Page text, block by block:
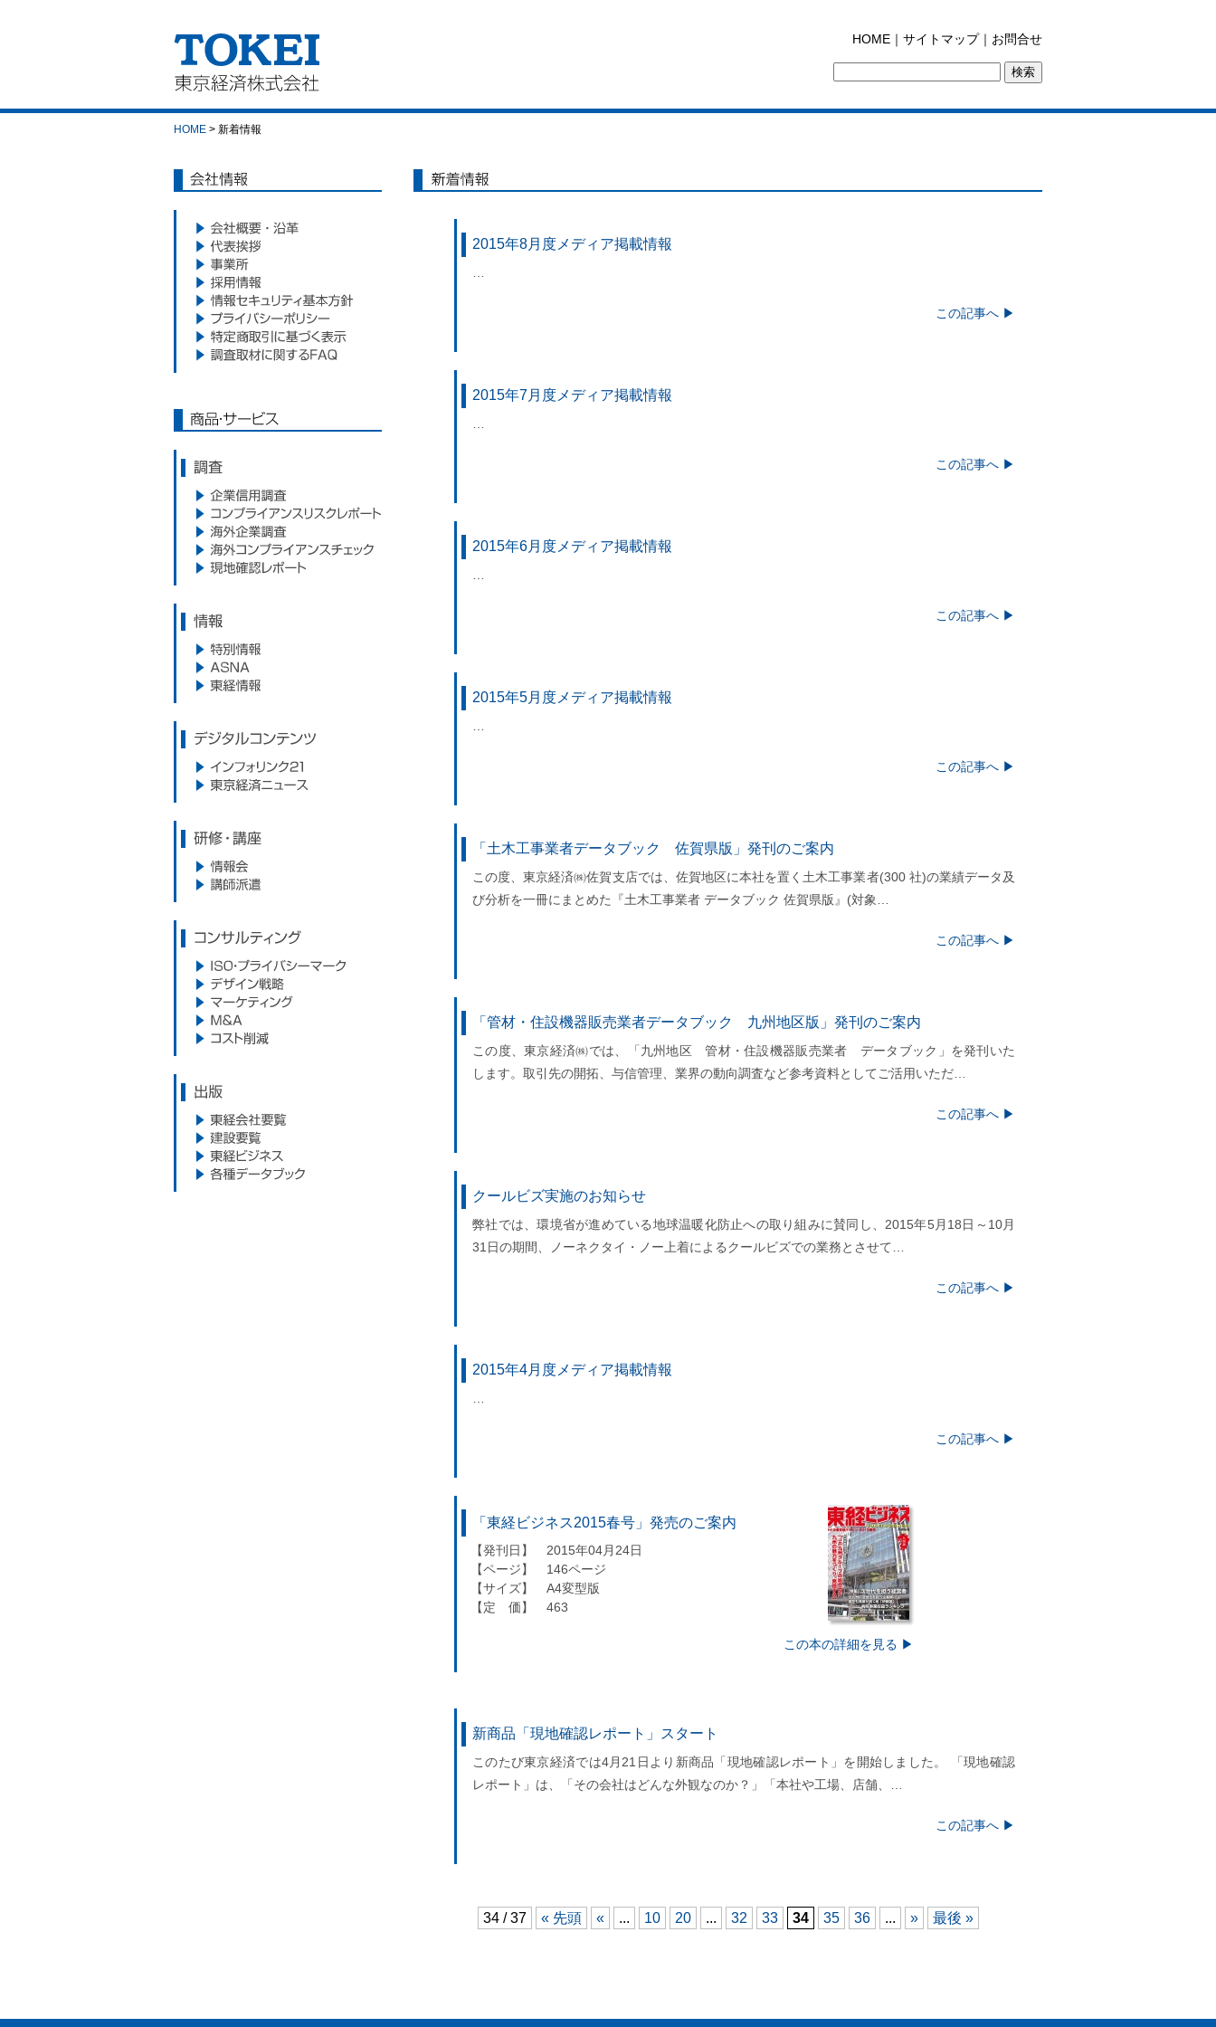
東京経済株式会社｜
TOKEI
HOME ｜ サイトマップ｜ お問合せ
HOME > 新着情報
会社概要・沿革
代表挨拶
事業所
採用情報
情報セキュリティ基本方針
プライバシーポリシー
特定商取引に基づく表示
調査取材に関するFAQ
企業信用調査
コンプライアンスリスクレポー
海外企業調査
海外コンプライアンスサービス
現地確認レポート
特別情報
ASNA
東経情報
インフォリンク21
東京経済ニュース
研修・講座
情報会
講師派遣
コンサルティング
ISO・プライバシーマーク
デザイン戦略
マーケティング
M&A
コスト削減
東経会社要覧
建設要覧
東経ビジネス
各種データブック
2015年8月度メディア掲載情報
この記事へ ▶︎
2015年7月度メディア掲載情報
この記事へ ▶︎
2015年6月度メディア掲載情報
この記事へ ▶︎
2015年5月度メディア掲載情報
この記事へ ▶︎
「土木工事業者データブック 佐賀県版」発刊のご案内
この度、東京経済㈱佐賀支店では、佐賀地区に本社を置く土木工事業者(300 社)の業績データ及
び分析を一冊にまとめた『土木工事業者 データブック 佐賀県版』(対象…
この記事へ ▶︎
「管材・住設機器販売業者データブック 九州地区版」発刊のご案内
この度、東京経済㈱では、「九州地区 管材・住設機器販売業者 データブック」を発刊いた
します。取引先の開拓、与信管理、業界の動向調査など参考資料としてご活用いただ…
この記事へ ▶︎
クールビズ実施のお知らせ
弊社では、環境省が進めている地球温暖化防止への取り組みに賛同し、2015年5月18日～10月
31日の期間、ノーネクタイ・ノー上着によるクールビズでの業務とさせて…
この記事へ ▶︎
2015年4月度メディア掲載情報
この記事へ ▶︎
「東経ビジネス2015春号」発売のご案内
【発刊日】 2015年04月24日
【ページ】 146ページ
【サイズ】 A4変型版
【定 価】 463
この本の詳細を見る ▶︎
新商品「現地確認レポート」スタート
このたび東京経済では4月21日より新商品「現地確認レポート」を開始しました。 「現地確認
レポート」は、「その会社はどんな外観なのか？」「本社や工場、店舗、…
この記事へ ▶︎
34 / 37 « 先頭 « ... 10 20 ... 32 33 34 35 36 ... » 最後 »